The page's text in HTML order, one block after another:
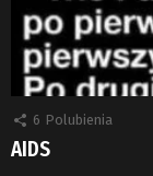
6 Polubienia
AIDS